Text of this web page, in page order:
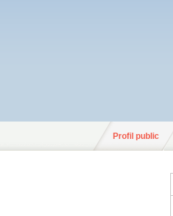
Profil public